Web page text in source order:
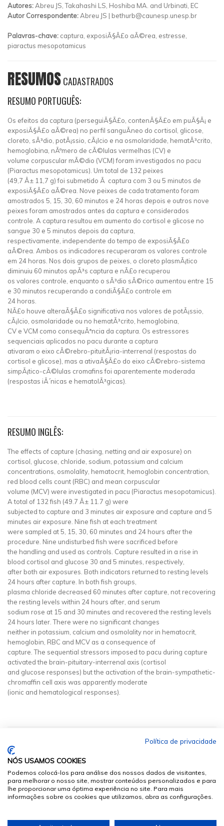
Autores:Abreu JS, Takahashi LS, Hoshiba MA. and Urbinati, EC
Autor Correspondente:Abreu JS | bethurb@caunesp.unesp.br
Palavras-chave: captura, exposiÃ§Ã£o aÃ©rea, estresse,
piaractus mesopotamicus
RESUMOSCADASTRADOS
RESUMO PORTUGUÊS:
Os efeitos da captura (perseguiÃ§Ã£o, contenÃ§Ã£o em puÃ§Ã¡ e
exposiÃ§Ã£o aÃ©rea) no perfil sanguÃ­neo do cortisol, glicose,
cloreto, sÃ³dio, potÃ¡ssio, cÃ¡lcio e na osmolaridade, hematÃ³crito,
hemoglobina, nÃºmero de cÃ©lulas vermelhas (CV) e
volume corpuscular mÃ©dio (VCM) foram investigados no pacu
(Piaractus mesopotamicus). Um total de 132 peixes
(49,7 Â± 11,7 g) foi submetido Ã captura com 3 ou 5 minutos de
exposiÃ§Ã£o aÃ©rea. Nove peixes de cada tratamento foram
amostrados 5, 15, 30, 60 minutos e 24 horas depois e outros nove
peixes foram amostrados antes da captura e considerados
controle. A captura resultou em aumento do cortisol e glicose no
sangue 30 e 5 minutos depois da captura,
respectivamente, independente do tempo de exposiÃ§Ã£o
aÃ©rea. Ambos os indicadores recuperaram os valores controle
em 24 horas. Nos dois grupos de peixes, o cloreto plasmÃ¡tico
diminuiu 60 minutos apÃ³s captura e nÃ£o recuperou
os valores controle, enquanto o sÃ³dio sÃ©rico aumentou entre 15
e 30 minutos recuperando a condiÃ§Ã£o controle em
24 horas.
NÃ£o houve alteraÃ§Ã£o significativa nos valores de potÃ¡ssio,
cÃ¡lcio, osmolaridade ou no hematÃ³crito, hemoglobina,
CV e VCM como consequÃªncia da captura. Os estressores
sequenciais aplicados no pacu durante a captura
ativaram o eixo cÃ©rebro-pituitÃ¡ria-interrenal (respostas do
cortisol e glicose), mas a ativaÃ§Ã£o do eixo cÃ©rebro-sistema
simpÃ¡tico-cÃ©lulas cromafins foi aparentemente moderada
(respostas iÃ´nicas e hematolÃ³gicas).
RESUMO INGLÊS:
The effects of capture (chasing, netting and air exposure) on
cortisol, glucose, chloride, sodium, potassium and calcium
concentrations, osmolality, hematocrit, hemoglobin concentration,
red blood cells count (RBC) and mean corpuscular
volume (MCV) were investigated in pacu (Piaractus mesopotamicus).
A total of 132 fish (49.7 Â± 11.7 g) were
subjected to capture and 3 minutes air exposure and capture and 5
minutes air exposure. Nine fish at each treatment
were sampled at 5, 15, 30, 60 minutes and 24 hours after the
procedure. Nine undisturbed fish were sacrificed before
the handling and used as controls. Capture resulted in a rise in
blood cortisol and glucose 30 and 5 minutes, respectively,
after both air exposures. Both indicators returned to resting levels
24 hours after capture. In both fish groups,
plasma chloride decreased 60 minutes after capture, not recovering
the resting levels within 24 hours after, and serum
sodium rose at 15 and 30 minutes and recovered the resting levels
24 hours later. There were no significant changes
neither in potassium, calcium and osmolality nor in hematocrit,
hemoglobin, RBC and MCV as a consequence of
capture. The sequential stressors imposed to pacu during capture
activated the brain-pituitary-interrenal axis (cortisol
and glucose responses) but the activation of the brain-sympathetic-
chromaffin cell axis was apparently moderate
(ionic and hematological responses).
© 2026 Sumários.org . Todos os Direitos Reservados
Política de privacidade
NÓS USAMOS COOKIES
Podemos colocá-los para análise dos nossos dados de visitantes,
para melhorar o nosso site, mostrar conteúdos personalizados e para
lhe proporcionar uma óptima experiência no site. Para mais
informações sobre os cookies que utilizamos, abra as configurações.